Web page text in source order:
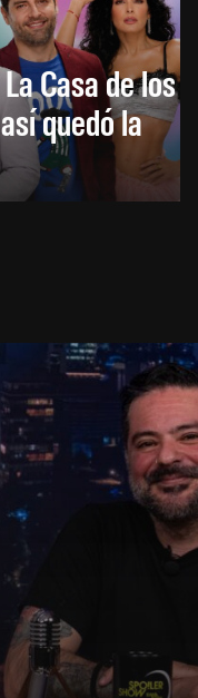
Casa de los
quedó la